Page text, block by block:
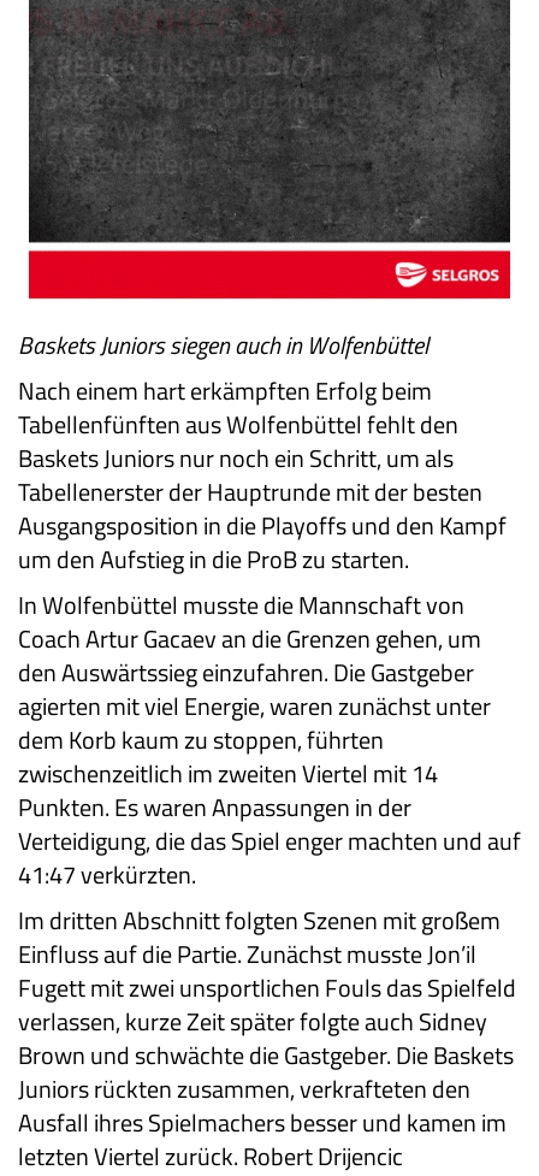
Baskets Juniors siegen auch in Wolfenbüttel
Nach einem hart erkämpften Erfolg beim
Tabellenfünften aus Wolfenbüttel fehlt den
Baskets Juniors nur noch ein Schritt, um als
Tabellenerster der Hauptrunde mit der besten
Ausgangsposition in die Playoffs und den Kampf
um den Aufstieg in die ProB zu starten.
In Wolfenbüttel musste die Mannschaft von
Coach Artur Gacaev an die Grenzen gehen, um
den Auswärtssieg einzufahren. Die Gastgeber
agierten mit viel Energie, waren zunächst unter
dem Korb kaum zu stoppen, führten
zwischenzeitlich im zweiten Viertel mit 14
Punkten. Es waren Anpassungen in der
Verteidigung, die das Spiel enger machten und auf
41:47 verkürzten.
Im dritten Abschnitt folgten Szenen mit großem
Einfluss auf die Partie. Zunächst musste Jon’il
Fugett mit zwei unsportlichen Fouls das Spielfeld
verlassen, kurze Zeit später folgte auch Sidney
Brown und schwächte die Gastgeber. Die Baskets
Juniors rückten zusammen, verkrafteten den
Ausfall ihres Spielmachers besser und kamen im
letzten Viertel zurück. Robert Drijencic